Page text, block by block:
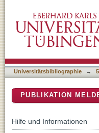
Universitätsbibliographie →
PUBLIKATION
Hilfe und Informationen